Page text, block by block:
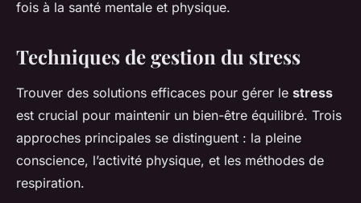
fois à la santé mentale et physique.
Techniques de gestion du stress
Trouver des solutions efficaces pour gérer le stress
est crucial pour maintenir un bien-être équilibré. Trois
approches principales se distinguent : la pleine
conscience, l’activité physique, et les méthodes de
respiration.